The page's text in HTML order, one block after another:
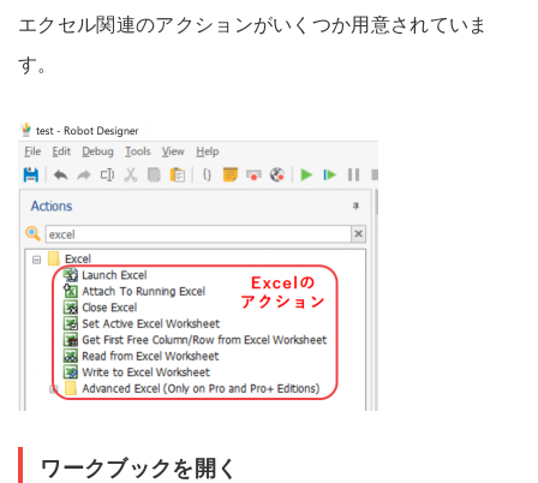
エクセル関連のアクションがいくつか用意されていま
す。
ワークブックを開く